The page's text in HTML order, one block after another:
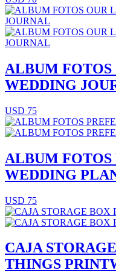
ALBUM FOTOS
WEDDING
USD 75
ALBUM FOTOS
WEDDING
USD 75
CAJA
THINGS